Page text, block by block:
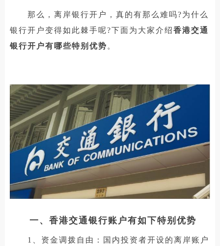
那么，离岸银行开户，真的有那么难吗?为什么
银行开户变得如此棘手呢?下面为大家介绍香港交通
银行开户有哪些特别优势。
一、香港交通银行账户有如下特别优势
1、资金调拨自由：国内投资者开设的离岸账户